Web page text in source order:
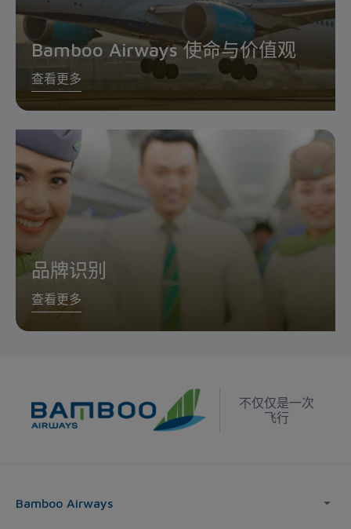
Bamboo Airways 使命与价值观
查看更多
品牌识别
查看更多
不仅仅是一次
飞行
Bamboo Airways